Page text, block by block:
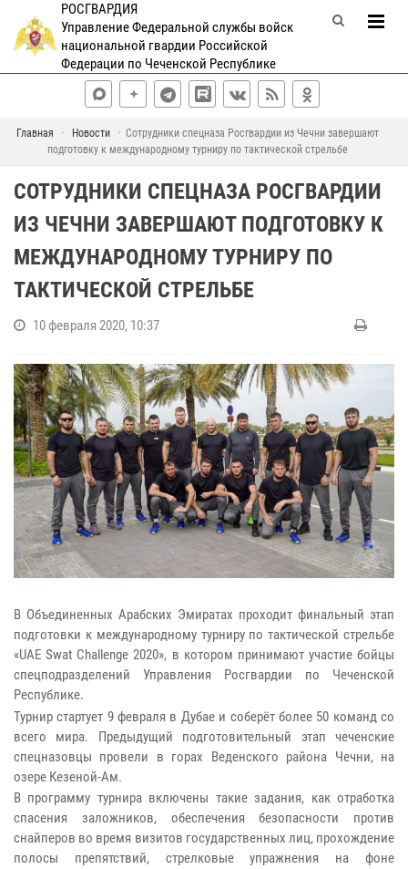
РОСГВАРДИЯ
Управление Федеральной службы войск
национальной гвардии Российской
Федерации по Чеченской Республике
Главная Новости
Сотрудники спецназа Росгвардии из Чечни завершают
подготовку к международному турниру по тактической стрельбе
СОТРУДНИКИ СПЕЦНАЗА РОСГВАРДИИ
ИЗ ЧЕЧНИ ЗАВЕРШАЮТ ПОДГОТОВКУ К
МЕЖДУНАРОДНОМУ ТУРНИРУ ПО
ТАКТИЧЕСКОЙ СТРЕЛЬБЕ
10 февраля 2020, 10:37
В Объединенных Арабских Эмиратах проходит финальный этап
подготовки к международному турниру по тактической стрельбе
«UAE Swat Challenge 2020», в котором принимают участие бойцы
спецподразделений Управления Росгвардии по Чеченской
Республике.
Турнир стартует 9 февраля в Дубае и соберёт более 50 команд со
всего мира. Предыдущий подготовительный этап чеченские
спецназовцы провели в горах Веденского района Чечни, на
озере Кезеной-Ам.
В программу турнира включены такие задания, как отработка
спасения заложников, обеспечения безопасности против
снайперов во время визитов государственных лиц, прохождение
полосы препятствий, стрелковые упражнения на фоне